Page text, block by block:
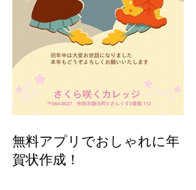
無料アプリでおしゃれに年
賀状作成！